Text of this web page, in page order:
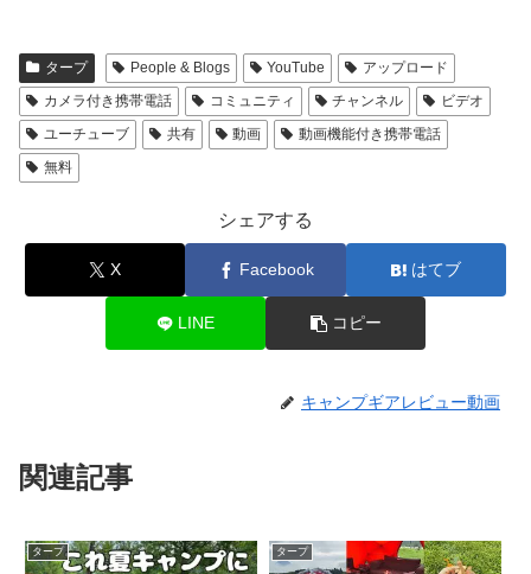
タープ People & Blogs YouTube
アップロード
カメラ付き携帯電話
コミュニティ チャンネル
ビデオ
ユーチューブ
共有 動画
動画機能付き携帯電話
無料
シェアする
X Facebook はてブ
LINE コピー
キャンプギアレビュー動画
関連記事
タープ タープ